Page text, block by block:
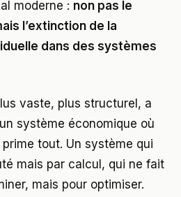
moderne : non pas le
l’extinction de la
dans des systèmes
vaste, plus structurel, a
système économique où
tout. Un système qui
mais par calcul, qui ne fait
mais pour optimiser.